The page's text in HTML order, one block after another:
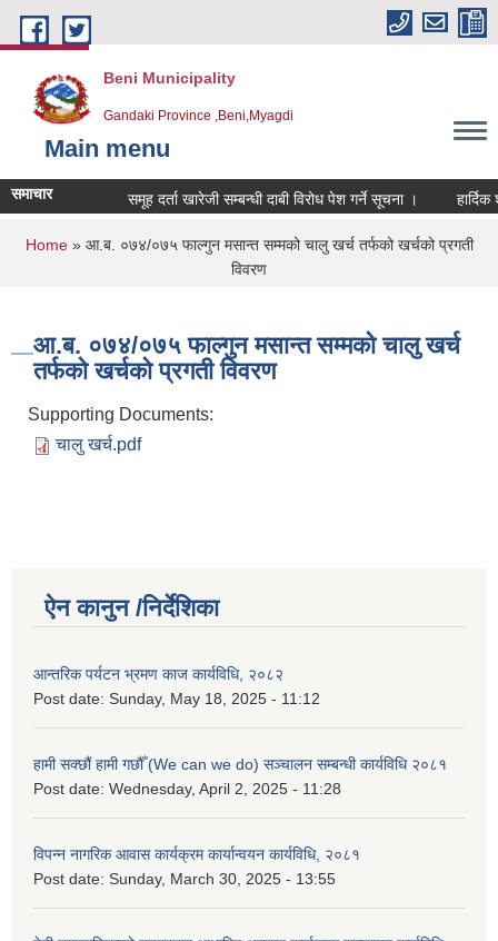
Skip to main content
Beni Municipality
Gandaki Province ,Beni,Myagdi
Main menu
समाचार समूह दर्ता खारेजी सम्बन्धी दाबी विरोध पेश गर्ने सूचना । हार्दिक
You are here
Home» आ.ब. ०७४/०७५ फाल्गुन मसान्त सम्मको चालु खर्च तर्फको खर्चको प्रगती
विवरण
आ.ब. ०७४/०७५ फाल्गुन मसान्त सम्मको चालु खर्च
तर्फको खर्चको प्रगती विवरण
Supporting Documents:
चालु खर्च.pdf
ऐन कानुन /निर्देशिका
आन्तरिक पर्यटन भ्रमण काज कार्यविधि, २०८२
Post date: Sunday, May 18, 2025 - 11:12
हामी सक्छौं हामी गछौँ (We can we do) सञ्चालन सम्बन्धी कार्यविधि २०८१
Post date: Wednesday, April 2, 2025 - 11:28
विपन्न नागरिक आवास कार्यक्रम कार्यान्वयन कार्यविधि, २०८१
Post date: Sunday, March 30, 2025 - 13:55